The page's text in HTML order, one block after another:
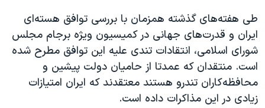
همایش محافظه‌کاران آمریکا «سی‌پک»
صفحه‌های ویژه
سفر پرزیدنت ترامپ به چین
طی هفته‌های گذشته همزمان با بررسی توافق هسته‌ای
ایران و قدرت‌های جهانی در کمیسیون ویژه برجام مجلس
شورای اسلامی، انتقادات تندی علیه این توافق مطرح شده
است. منتقدان که عمدتا از حامیان دولت پیشین و
محافظه‌کاران تندرو هستند معتقدند که ایران امتیازات
زیادی در این مذاکرات داده است.